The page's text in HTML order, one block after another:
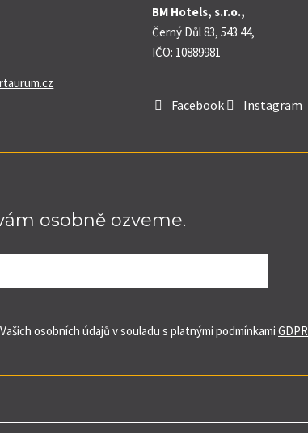
BM Hotels, s.r.o.,
Černý Důl 83, 543 44,
IČO: 10889981
Facebook Instagram
osobně ozveme.
osobních údajů v souladu s platnými podmínkami GDPR